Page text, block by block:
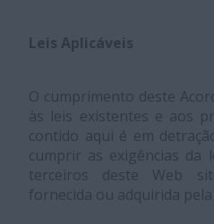
Leis Aplicáveis
O cumprimento deste
às leis existentes e aos
contido aqui é em
cumprir as exigências da
terceiros deste Web
fornecida ou adquirida